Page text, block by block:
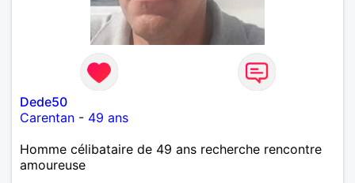
Dede50
Carentan - 49 ans
Homme célibataire de 49 ans recherche rencontre
amoureuse